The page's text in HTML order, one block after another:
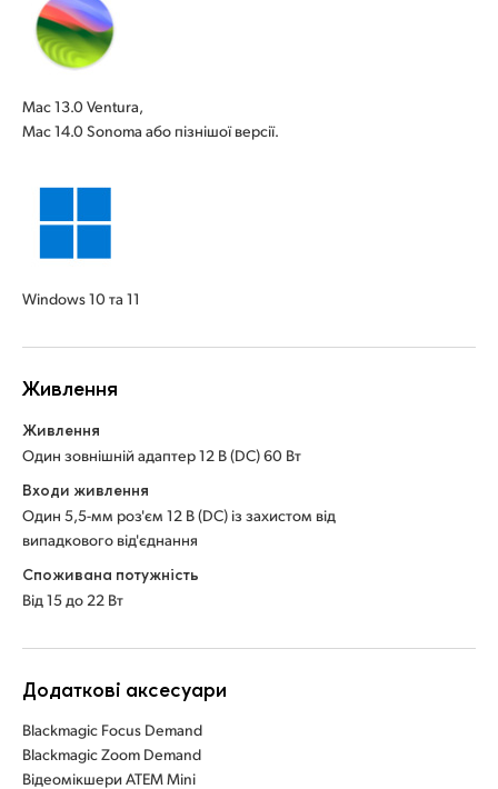
Mac 13.0 Ventura,
Mac 14.0 Sonoma або пізнішої версії.
Windows 10 та 11
Живлення
Живлення
Один зовнішній адаптер 12 В (DC) 60 Вт
Входи живлення
Один 5,5-мм роз'єм 12 В (DC) із захистом від
випадкового від'єднання
Споживана потужність
Від 15 до 22 Вт
Додаткові аксесуари
Blackmagic Focus Demand
Blackmagic Zoom Demand
Відеомікшери ATEM Mini